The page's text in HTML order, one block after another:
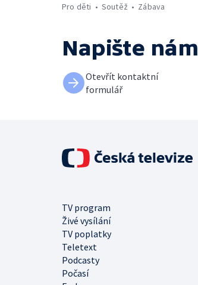
Pro děti
Soutěž Zábava
Napište nám
Otevřít kontaktní
formulář
TV program
Živé vysílání
TV poplatky
Teletext
Podcasty
Počasí